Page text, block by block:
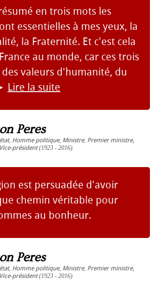
en trois mots les
essentielles à mes yeux, la
la Fraternité. Et c'est cela
au monde, car ces trois
valeurs d'humanité, du
Lire la suite
Peres
, Homme politique, Ministre, Premier ministre,
Vice-président(1923 - 2016)
est persuadée d'avoir
chemin véritable pour
au bonheur.
Peres
, Homme politique, Ministre, Premier ministre,
Vice-président(1923 - 2016)